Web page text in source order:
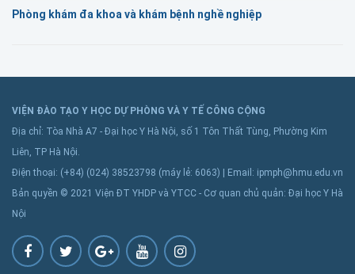
Phòng khám đa khoa và khám bệnh nghề nghiệp
VIỆN ĐÀO TẠO Y HỌC DỰ PHÒNG VÀ Y TẾ CÔNG CỘNG
Địa chỉ: Tòa Nhà A7 - Đại học Y Hà Nội, số 1 Tôn Thất Tùng, Phường Kim
Liên, TP Hà Nội.
Điện thoại: (+84) (024) 38523798 (máy lẻ: 6063) | Email: ipmph@hmu.edu.vn
Bản quyền © 2021 Viện ĐT YHDP và YTCC - Cơ quan chủ quản: Đại học Y Hà
Nội